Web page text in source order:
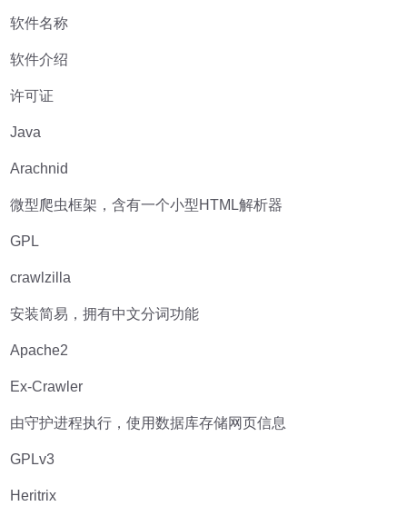
软件名称
软件介绍
许可证
Java
Arachnid
微型爬虫框架，含有一个小型HTML解析器
GPL
crawlzilla
安装简易，拥有中文分词功能
Apache2
Ex-Crawler
由守护进程执行，使用数据库存储网页信息
GPLv3
Heritrix